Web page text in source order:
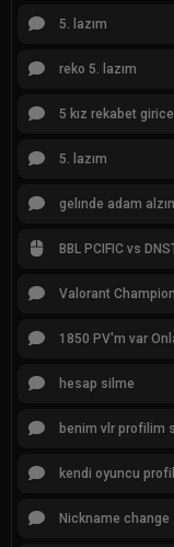
5. lazım
reko 5. lazım
5 kız rekabet
5. lazım
gelınde adam
BBL PCIFIC vs
Valorant
1850 PV'm var
hesap silme
benim vlr profilim
kendi oyuncu
Nickname change